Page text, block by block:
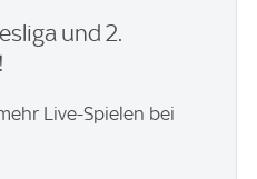
und 2.
Live-Spielen bei